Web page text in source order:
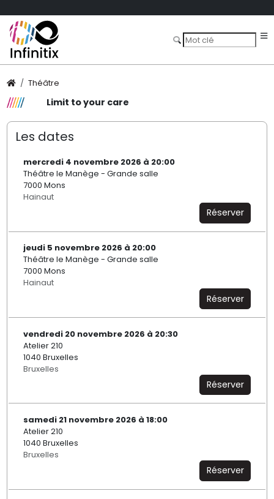
Théâtre
Limit to your care
Les dates
mercredi 4 novembre 2026 à 20:00
Théâtre le Manège - Grande salle
7000 Mons
Hainaut
Réserver
jeudi 5 novembre 2026 à 20:00
Théâtre le Manège - Grande salle
7000 Mons
Hainaut
Réserver
vendredi 20 novembre 2026 à 20:30
Atelier 210
1040 Bruxelles
Bruxelles
Réserver
samedi 21 novembre 2026 à 18:00
Atelier 210
1040 Bruxelles
Bruxelles
Réserver